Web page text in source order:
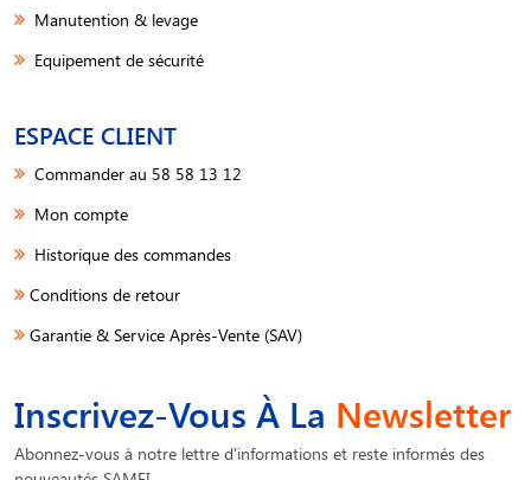
Manutention & levage
Equipement de sécurité
ESPACE CLIENT
Commander au 58 58 13 12
Mon compte
Historique des commandes
Conditions de retour
Garantie & Service Après-Vente (SAV)
Inscrivez-Vous À La Newsletter
Abonnez-vous à notre lettre d'informations et reste informés des